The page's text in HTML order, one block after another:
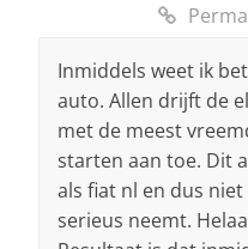
Inmiddels weet ik
auto. Allen drijft de
met de meest
starten aan toe. Dit
als fiat nl en dus
serieus neemt.